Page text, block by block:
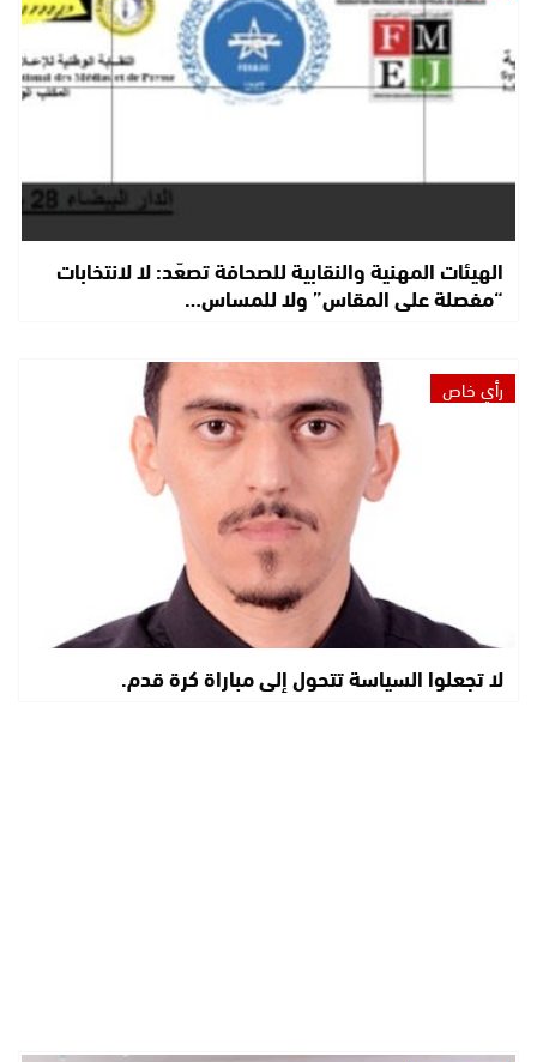
الهيئات المهنية والنقابية للصحافة تصعّد: لا لانتخابات
“مفصلة على المقاس” ولا للمساس…
رأي خاص
لا تجعلوا السياسة تتحول إلى مباراة كرة قدم.